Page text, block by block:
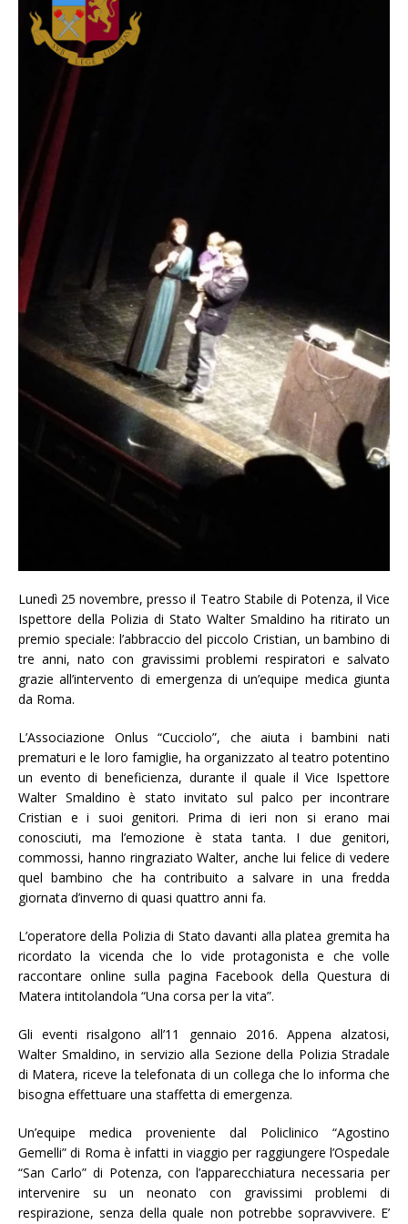
Lunedì 25 novembre, presso il Teatro Stabile di Potenza, il Vice
Ispettore della Polizia di Stato Walter Smaldino ha ritirato un
premio speciale: l’abbraccio del piccolo Cristian, un bambino di
tre anni, nato con gravissimi problemi respiratori e salvato
grazie all’intervento di emergenza di un’equipe medica giunta
da Roma.
L’Associazione Onlus “Cucciolo”, che aiuta i bambini nati
prematuri e le loro famiglie, ha organizzato al teatro potentino
un evento di beneficienza, durante il quale il Vice Ispettore
Walter Smaldino è stato invitato sul palco per incontrare
Cristian e i suoi genitori. Prima di ieri non si erano mai
conosciuti, ma l’emozione è stata tanta. I due genitori,
commossi, hanno ringraziato Walter, anche lui felice di vedere
quel bambino che ha contribuito a salvare in una fredda
giornata d’inverno di quasi quattro anni fa.
L’operatore della Polizia di Stato davanti alla platea gremita ha
ricordato la vicenda che lo vide protagonista e che volle
raccontare online sulla pagina Facebook della Questura di
Matera intitolandola “Una corsa per la vita”.
Gli eventi risalgono all’11 gennaio 2016. Appena alzatosi,
Walter Smaldino, in servizio alla Sezione della Polizia Stradale
di Matera, riceve la telefonata di un collega che lo informa che
bisogna effettuare una staffetta di emergenza.
Un’equipe medica proveniente dal Policlinico “Agostino
Gemelli” di Roma è infatti in viaggio per raggiungere l’Ospedale
“San Carlo” di Potenza, con l’apparecchiatura necessaria per
intervenire su un neonato con gravissimi problemi di
respirazione, senza della quale non potrebbe sopravvivere. E’